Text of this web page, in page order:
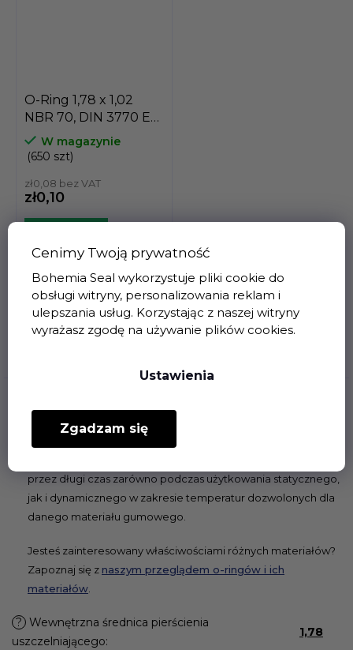
Cenimy Twoją prywatność
Bohemia Seal wykorzystuje pliki cookie do
obsługi witryny, personalizowania reklam i
ulepszania usług. Korzystając z naszej witryny
wyrażasz zgodę na używanie plików cookies.
Ustawienia
Zgadzam się
O-Ring 1,78 x 1,02
NBR 70, DIN 3770 EU
origin
W magazynie
(650 szt)
zł0,08 bez VAT
zł0,10
O-ring to pierścień
zamknięty o przekroju
kołowym, który
wykonany jest głównie
z...
uszczelniania, ponieważ nie wymaga miejsca, a jego montaż
przez długi czas zarówno podczas użytkowania statycznego,
jak i dynamicznego w zakresie temperatur dozwolonych dla
danego materiału gumowego.
Jesteś zainteresowany właściwościami różnych materiałów?
Zapoznaj się z naszym przeglądem o-ringów i ich
materiałów
? Wewnętrzna średnica pierścienia
uszczelniającego:
1,78